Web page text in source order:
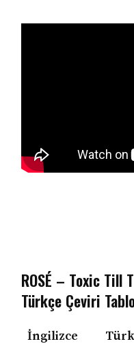
ROSÉ – Toxic Till
Türkçe Çeviri
İngilizce